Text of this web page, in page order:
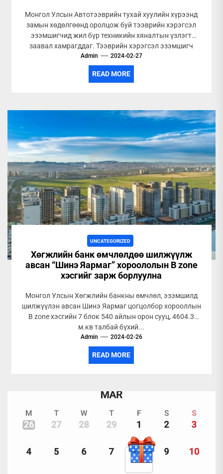
Монгол Улсын Автотээврийн тухай хуулийн хүрээнд
замын хөдөлгөөнд оролцож буй тээврийн хэрэгсэл
эзэмшигчид жил бүр техникийн хяналтын үзлэгт
заавал хамрагддаг. Тээврийн хэрэгсэл эзэмшигч
иргэн, хуулийн...
Admin 2024-02-27
READ MORE
UNCATEGORIZED
Хөгжлийн банк өмчлөлдөө шилжүүлж
авсан “Шинэ Яармаг” хороололын B zone
хэсгийг зарж борлуулна
Монгол Улсын Хөгжлийн банкны өмчлөл, эзэмшилд
шилжүүлэн авсан Шинэ Яармаг цогцолбор хорооллын
B zone хэсгийн 7 блок 540 айлын орон сууц, 4604.3
м.кв талбай бүхий...
Admin 2024-02-26
READ MORE